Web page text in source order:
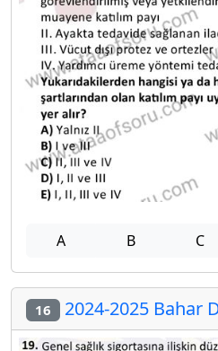
A B C
16 2024-2025 Bahar